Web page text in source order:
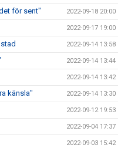
för sent" 2022-09-18 20:00
2022-09-17 19:00
2022-09-14 13:58
2022-09-14 13:44
2022-09-14 13:42
känsla" 2022-09-14 13:30
2022-09-12 19:53
2022-09-04 17:37
2022-09-03 15:42